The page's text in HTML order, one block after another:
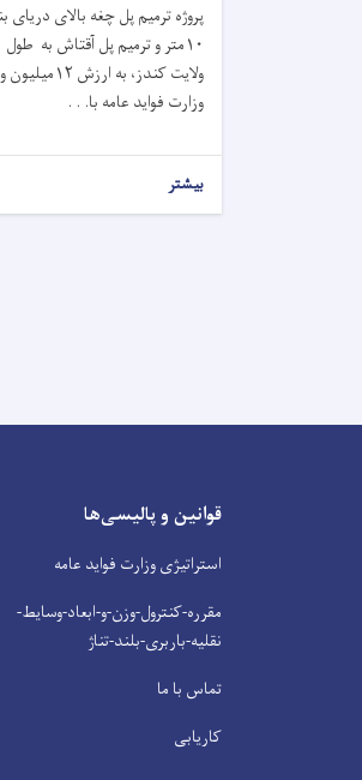
پروژه ترمیم پل چغه بالای
۱۰متر و ترمیم پل آقتاش به طول
ولایت کندز، به ارزش ۱۲میلیون و
وزارت فواید عامه با. . .
بیشتر
قوانین و پالیسی‌ها
استراتیژی وزارت فواید عامه
مقرره-کنترول-وزن-و-ابعاد-وسایط-
نقلیه-باربری-بلند-تناژ
تماس با ما
کاریابی